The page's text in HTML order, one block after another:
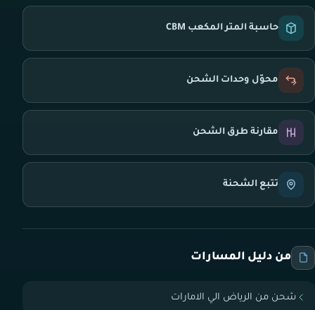
حاسبة المتر المكعب CBM
محوّل وحدات الشحن
مقارنة طرق الشحن
تتبع الشحنة
من دليل المسارات
شحن من الرياض الي الامارات